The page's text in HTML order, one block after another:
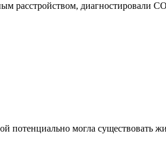
диагностировали
потенциально могла существовать